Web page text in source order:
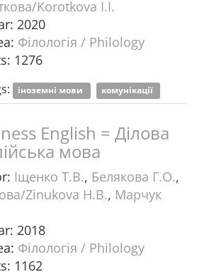
Korotkova І.І.
2020
Філологія / Philology
1276
іноземні мови комунікації
English = Ділова
мова
Іщенко Т.В., Белякова Г.О.,
Zinukova Н.В., Марчук
2018
Філологія / Philology
1162